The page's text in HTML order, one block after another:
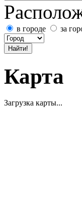
в городе за
Карта
Загрузка карты...